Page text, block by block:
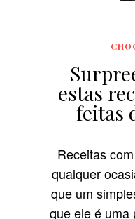
estas
feitas
Receitas
qualquer
que um
que ele é uma